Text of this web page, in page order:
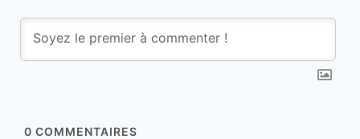
0 COMMENTAIRES